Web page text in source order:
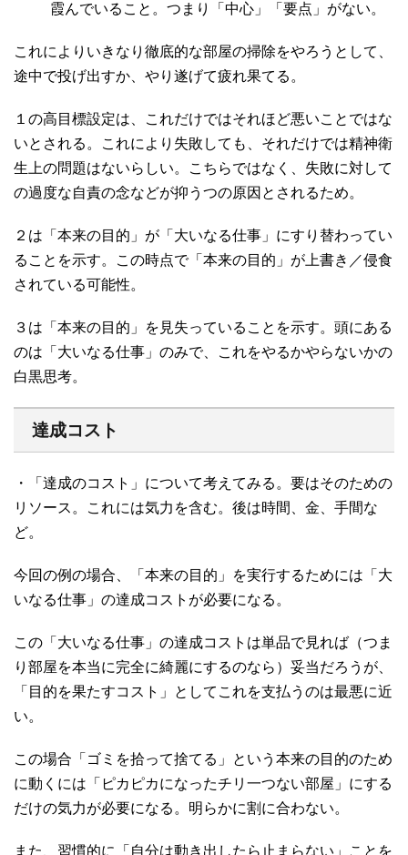
霞んでいること。つまり「中心」「要点」がない。
これによりいきなり徹底的な部屋の掃除をやろうとして、
途中で投げ出すか、やり遂げて疲れ果てる。
１の高目標設定は、これだけではそれほど悪いことではな
いとされる。これにより失敗しても、それだけでは精神衛
生上の問題はないらしい。こちらではなく、失敗に対して
の過度な自責の念などが抑うつの原因とされるため。
２は「本来の目的」が「大いなる仕事」にすり替わってい
ることを示す。この時点で「本来の目的」が上書き／侵食
されている可能性。
３は「本来の目的」を見失っていることを示す。頭にある
のは「大いなる仕事」のみで、これをやるかやらないかの
白黒思考。
達成コスト
・「達成のコスト」について考えてみる。要はそのための
リソース。これには気力を含む。後は時間、金、手間な
ど。
今回の例の場合、「本来の目的」を実行するためには「大
いなる仕事」の達成コストが必要になる。
この「大いなる仕事」の達成コストは単品で見れば（つま
り部屋を本当に完全に綺麗にするのなら）妥当だろうが、
「目的を果たすコスト」としてこれを支払うのは最悪に近
い。
この場合「ゴミを拾って捨てる」という本来の目的のため
に動くには「ピカピカになったチリ一つない部屋」にする
だけの気力が必要になる。明らかに割に合わない。
また、習慣的に「自分は動き出したら止まらない」ことを